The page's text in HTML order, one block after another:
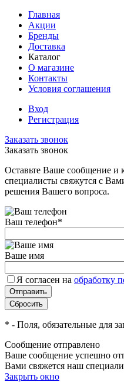
Главная
Акции
Бренды
Доставка
Каталог
О магазине
Контакты
Условия соглашения
Вход
Регистрация
Заказать звонок
Заказать звонок
Оставьте Ваше сообщение и
специалисты свяжутся с
решения Вашего вопроса.
Ваш телефон*
Ваше имя
Я согласен на обработку
* - Поля, обязательные для
Сообщение отправлено
Ваше сообщение успешно
Вами свяжется наш
Закрыть окно